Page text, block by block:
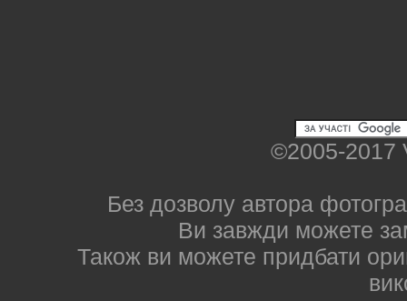
©2005-2017
Без дозволу автора
Ви завжди можете
Також ви можете придбати